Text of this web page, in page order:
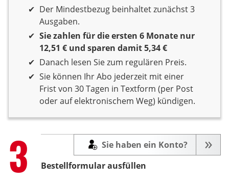
6 Monate Laufzeit
Der Mindestbezug beinhaltet zunächst 3
Ausgaben.
Sie zahlen für die ersten 6 Monate nur
12,51 € und sparen damit 5,34 €
Danach lesen Sie zum regulären Preis.
Sie können Ihr Abo jederzeit mit einer
Frist von 30 Tagen in Textform (per Post
oder auf elektronischem Weg) kündigen.
Step
3 Bestellformular ausfüllen
Sie haben ein Konto?